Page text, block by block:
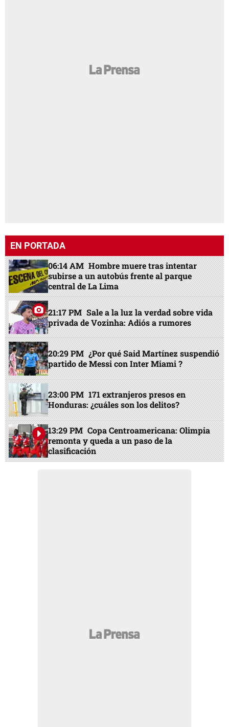
EN PORTADA
06:14 AM Hombre muere tras intentar
subirse a un autobús frente al parque
central de La Lima
21:17 PM Sale a la luz la verdad sobre vida
privada de Vozinha: Adiós a rumores
20:29 PM ¿Por qué Said Martínez suspendió
partido de Messi con Inter Miami ?
23:00 PM 171 extranjeros presos en
Honduras: ¿cuáles son los delitos?
13:29 PM Copa Centroamericana: Olimpia
remonta y queda a un paso de la
clasificación